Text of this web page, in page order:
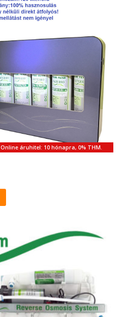
Online áruhitel: 10 hónapra, 0% THM.